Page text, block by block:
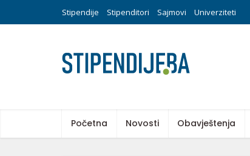
Stipendije Stipenditori Sajmovi Univerziteti
Početna Novosti Obavještenja